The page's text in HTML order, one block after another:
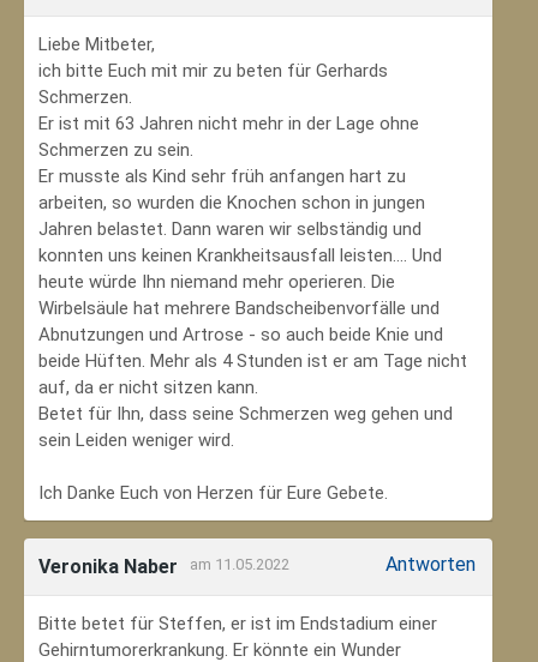
Liebe Mitbeter,
ich bitte Euch mit mir zu beten für Gerhards
Schmerzen.
Er ist mit 63 Jahren nicht mehr in der Lage ohne
Schmerzen zu sein.
Er musste als Kind sehr früh anfangen hart zu
arbeiten, so wurden die Knochen schon in jungen
Jahren belastet. Dann waren wir selbständig und
konnten uns keinen Krankheitsausfall leisten.... Und
heute würde Ihn niemand mehr operieren. Die
Wirbelsäule hat mehrere Bandscheibenvorfälle und
Abnutzungen und Artrose - so auch beide Knie und
beide Hüften. Mehr als 4 Stunden ist er am Tage nicht
auf, da er nicht sitzen kann.
Betet für Ihn, dass seine Schmerzen weg gehen und
sein Leiden weniger wird.
Ich Danke Euch von Herzen für Eure Gebete.
Veronika Naber am 11.05.2022 Antworten
Bitte betet für Steffen, er ist im Endstadium einer
Gehirntumorerkrankung. Er könnte ein Wunder